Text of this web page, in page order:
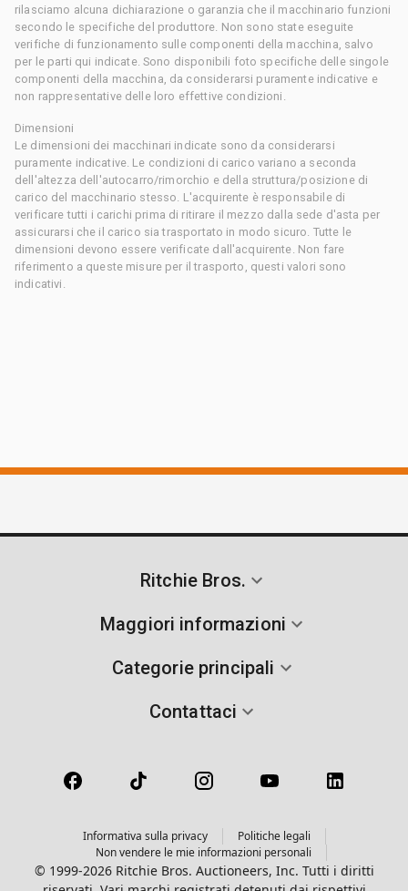
rilasciamo alcuna dichiarazione o garanzia che il macchinario funzioni
secondo le specifiche del produttore. Non sono state eseguite
verifiche di funzionamento sulle componenti della macchina, salvo
per le parti qui indicate. Sono disponibili foto specifiche delle singole
componenti della macchina, da considerarsi puramente indicative e
non rappresentative delle loro effettive condizioni.
Dimensioni
Le dimensioni dei macchinari indicate sono da considerarsi
puramente indicative. Le condizioni di carico variano a seconda
dell'altezza dell'autocarro/rimorchio e della struttura/posizione di
carico del macchinario stesso. L'acquirente è responsabile di
verificare tutti i carichi prima di ritirare il mezzo dalla sede d'asta per
assicurarsi che il carico sia trasportato in modo sicuro. Tutte le
dimensioni devono essere verificate dall'acquirente. Non fare
riferimento a queste misure per il trasporto, questi valori sono
indicativi.
Ritchie Bros.
Maggiori informazioni
Categorie principali
Contattaci
Informativa sulla privacy
Politiche legali
Non vendere le mie informazioni personali
© 1999-2026 Ritchie Bros. Auctioneers, Inc. Tutti i diritti